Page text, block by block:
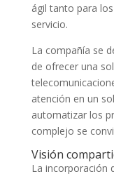
ágil tanto para
servicio.
La compañía se
de ofrecer una
atención en un
automatizar los
complejo se
Visión
La incorporación